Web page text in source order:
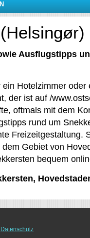
Ausflugstipps
Hotelzimmer oder
der ist auf /
oftmals mit dem
rund um
Freizeitgestaltung.
Gebiet von
bequem
Datenschutz